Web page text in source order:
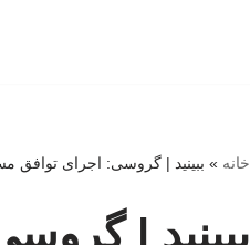
خانه » ببینید | گروسی: اجرای
ببینید |